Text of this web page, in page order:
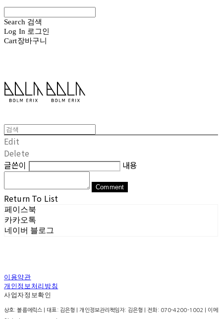
Search 검색
Log In 로그인
Cart장바구니
Edit
Delete
글쓴이
내용
Comment
Return To List
페이스북
카카오톡
네이버 블로그
이용약관
개인정보처리방침
사업자정보확인
상호: 볼름에릭스 | 대표: 김은형 | 개인정보관리책임자: 김은형 | 전화: 070-4200-1002 | 이메